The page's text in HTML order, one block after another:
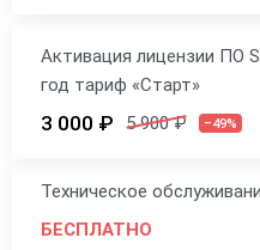
Активация лицензии ПО
год тариф «Старт»
3 000 ₽ 5 900 ₽ –49%
Техническое
БЕСПЛАТНО